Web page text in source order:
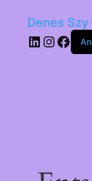
Denes Szy
LinkedIn